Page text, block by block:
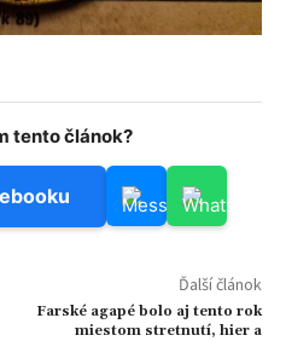
tento článok?
Ďalší článok
Farské agapé bolo aj tento rok
miestom stretnutí, hier a